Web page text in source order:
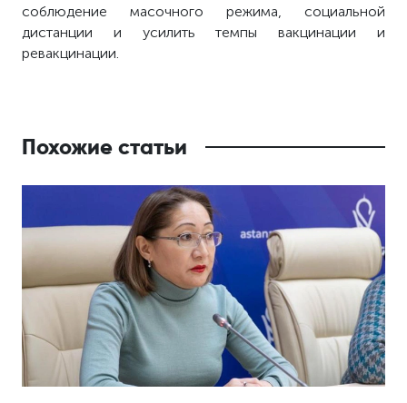
соблюдение масочного режима, социальной
дистанции и усилить темпы вакцинации и
ревакцинации.
Похожие статьи